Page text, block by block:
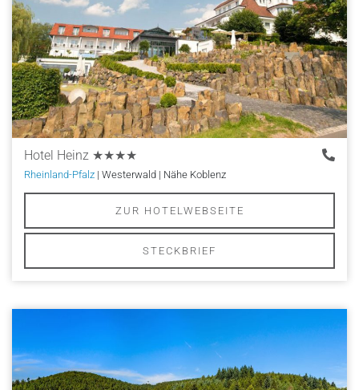
Hotel Heinz ★★★★
Rheinland-Pfalz | Westerwald | Nähe Koblenz
ZUR HOTELWEBSEITE
STECKBRIEF